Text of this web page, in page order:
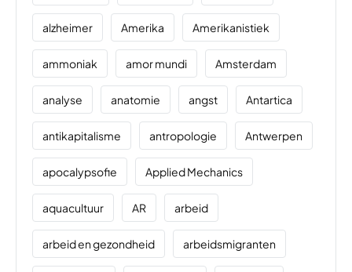
alzheimer Amerika Amerikanistiek
ammoniak amor mundi Amsterdam
analyse anatomie angst Antartica
antikapitalisme antropologie Antwerpen
apocalypsofie Applied Mechanics
aquacultuur AR arbeid
arbeid en gezondheid arbeidsmigranten